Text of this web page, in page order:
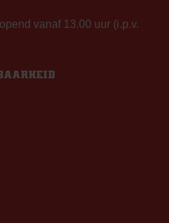
vanaf 13.00 uur (i.p.v.